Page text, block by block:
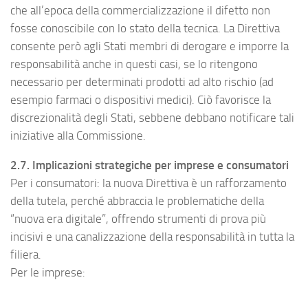
che all’epoca della commercializzazione il difetto non
fosse conoscibile con lo stato della tecnica. La Direttiva
consente però agli Stati membri di derogare e imporre la
responsabilità anche in questi casi, se lo ritengono
necessario per determinati prodotti ad alto rischio (ad
esempio farmaci o dispositivi medici). Ciò favorisce la
discrezionalità degli Stati, sebbene debbano notificare tali
iniziative alla Commissione.
2.7. Implicazioni strategiche per imprese e consumatori
Per i consumatori: la nuova Direttiva è un rafforzamento
della tutela, perché abbraccia le problematiche della
“nuova era digitale”, offrendo strumenti di prova più
incisivi e una canalizzazione della responsabilità in tutta la
filiera.
Per le imprese: